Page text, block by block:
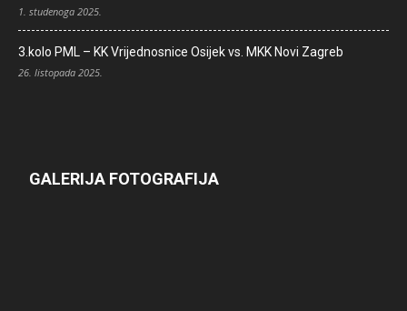
1. studenoga 2025.
3.kolo PML – KK Vrijednosnice Osijek vs. MKK Novi Zagreb
26. listopada 2025.
GALERIJA FOTOGRAFIJA